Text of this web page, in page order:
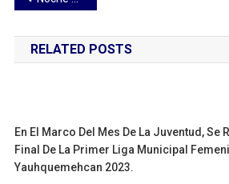
de
entradas
RELATED POSTS
En El Marco Del Mes De La Juventud, Se
Final De La Primer Liga Municipal
Yauhquemehcan 2023.